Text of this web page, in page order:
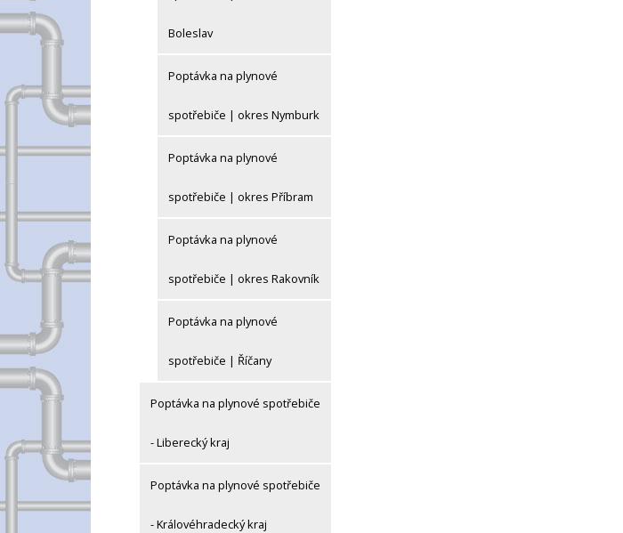
Boleslav
Poptávka na plynové
spotřebiče | okres Nymburk
Poptávka na plynové
spotřebiče | okres Příbram
Poptávka na plynové
spotřebiče | okres Rakovník
Poptávka na plynové
spotřebiče | Říčany
Poptávka na plynové spotřebiče
- Liberecký kraj
Poptávka na plynové spotřebiče
- Královéhradecký kraj